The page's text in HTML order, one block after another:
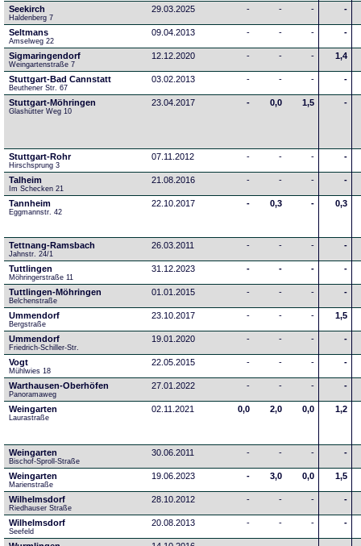
Seekirch
Haldenberg 7
29.03.2025 - - - -
Seltmans
Amselweg 22
09.04.2013 - - - -
Sigmaringendorf
Weingartenstraße 7
12.12.2020 - - - 1,4
Stuttgart-Bad Cannstatt
Beuthener Str. 67
03.02.2013 - - - -
Stuttgart-Möhringen
Glashütter Weg 10
23.04.2017 - 0,0 1,5 -
Stuttgart-Rohr
Hirschsprung 3
07.11.2012 - - - -
Talheim
Im Schecken 21
21.08.2016 - - - -
Tannheim
Eggmannstr. 42
22.10.2017 - 0,3 - 0,3
Tettnang-Ramsbach
Jahnstr. 24/1
26.03.2011 - - - -
Tuttlingen
Möhringerstraße 11
31.12.2023 - - - -
Tuttlingen-Möhringen
Belchenstraße
01.01.2015 - - - -
Ummendorf
Bergstraße
23.10.2017 - - - 1,5
Ummendorf
Friedrich-Schiller-Str.
19.01.2020 - - - -
Vogt
Mühlwies 18
22.05.2015 - - - -
Warthausen-Oberhöfen
Panoramaweg
27.01.2022 - - - -
Weingarten
Laurastraße
02.11.2021 0,0 2,0 0,0 1,2
Weingarten
Bischof-Sproll-Straße
30.06.2011 - - - -
Weingarten
Marienstraße
19.06.2023 - 3,0 0,0 1,5
Wilhelmsdorf
Riedhauser Straße
28.10.2012 - - - -
Wilhelmsdorf
Seefeld
20.08.2013 - - - -